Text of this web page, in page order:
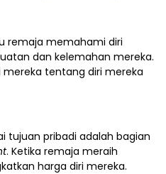
remaja memahami diri
dan kelemahan mereka.
tentang diri mereka
tujuan pribadi adalah bagian
. Ketika remaja meraih
harga diri mereka.